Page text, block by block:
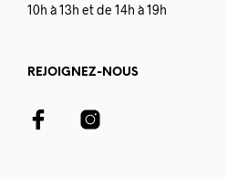
10h à 13h et de 14h à 19h
REJOIGNEZ-NOUS